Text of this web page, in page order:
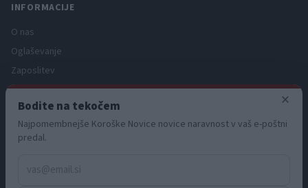
INFORMACIJE
O nas
Oglaševanje
Zaposlitev
Pravno obvestilo
Zasebnost in piškotki
Storitve
Pogoji uporabe
×
Bodite na tekočem
Najpomembnejše Koroške Novice novice naravnost v vaš e-poštni
predal.